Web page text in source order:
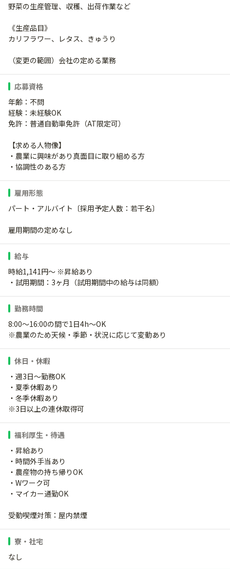
野菜の生産管理、収穫、出荷作業など
《生産品目》
カリフラワー、レタス、きゅうり
（変更の範囲）会社の定める業務
応募資格
年齢：不問
経験：未経験OK
免許：普通自動車免許（AT限定可）
【求める人物像】
・農業に興味があり真面目に取り組める方
・協調性のある方
雇用形態
パート・アルバイト〔採用予定人数：若干名〕
雇用期間の定めなし
給与
時給1,141円～ ※昇給あり
・試用期間：3ヶ月（試用期間中の給与は同額）
勤務時間
8:00～16:00の間で1日4h～OK
※農業のため天候・季節・状況に応じて変動あり
休日・休暇
・週3日～勤務OK
・夏季休暇あり
・冬季休暇あり
※3日以上の連休取得可
福利厚生・待遇
・昇給あり
・時間外手当あり
・農産物の持ち帰りOK
・Wワーク可
・マイカー通勤OK
受動喫煙対策：屋内禁煙
寮・社宅
なし